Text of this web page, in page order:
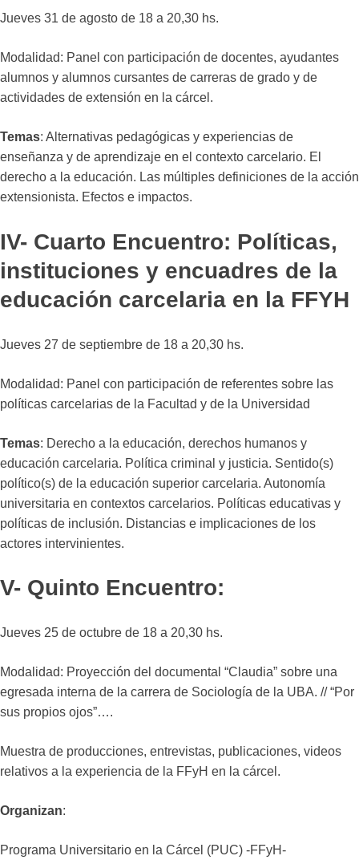
Jueves 31 de agosto de 18 a 20,30 hs.
Modalidad: Panel con participación de docentes, ayudantes
alumnos y alumnos cursantes de carreras de grado y de
actividades de extensión en la cárcel.
Temas: Alternativas pedagógicas y experiencias de
enseñanza y de aprendizaje en el contexto carcelario. El
derecho a la educación. Las múltiples definiciones de la acción
extensionista. Efectos e impactos.
IV- Cuarto Encuentro: Políticas,
instituciones y encuadres de la
educación carcelaria en la FFYH
Jueves 27 de septiembre de 18 a 20,30 hs.
Modalidad: Panel con participación de referentes sobre las
políticas carcelarias de la Facultad y de la Universidad
Temas: Derecho a la educación, derechos humanos y
educación carcelaria. Política criminal y justicia. Sentido(s)
político(s) de la educación superior carcelaria. Autonomía
universitaria en contextos carcelarios. Políticas educativas y
políticas de inclusión. Distancias e implicaciones de los
actores intervinientes.
V- Quinto Encuentro:
Jueves 25 de octubre de 18 a 20,30 hs.
Modalidad: Proyección del documental “Claudia” sobre una
egresada interna de la carrera de Sociología de la UBA. // “Por
sus propios ojos”….
Muestra de producciones, entrevistas, publicaciones, videos
relativos a la experiencia de la FFyH en la cárcel.
Organizan:
Programa Universitario en la Cárcel (PUC) -FFyH-